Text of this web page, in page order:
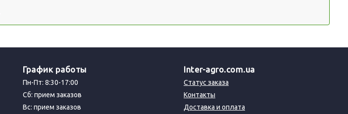
График работы
Пн-Пт: 8:30-17:00
Сб: прием заказов
Вс: прием заказов
Inter-agro.com.ua
Статус заказа
Контакты
Доставка и оплата